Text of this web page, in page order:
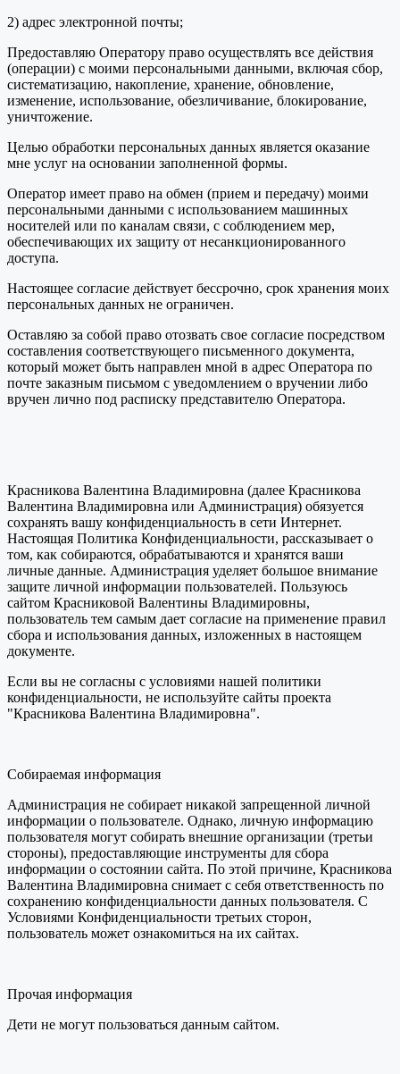
2) адрес электронной почты;
Предоставляю Оператору право осуществлять все действия
(операции) с моими персональными данными, включая сбор,
систематизацию, накопление, хранение, обновление,
изменение, использование, обезличивание, блокирование,
уничтожение.
Целью обработки персональных данных является оказание
мне услуг на основании заполненной формы.
Оператор имеет право на обмен (прием и передачу) моими
персональными данными с использованием машинных
носителей или по каналам связи, с соблюдением мер,
обеспечивающих их защиту от несанкционированного
доступа.
Настоящее согласие действует бессрочно, срок хранения моих
персональных данных не ограничен.
Оставляю за собой право отозвать свое согласие посредством
составления соответствующего письменного документа,
который может быть направлен мной в адрес Оператора по
почте заказным письмом с уведомлением о вручении либо
вручен лично под расписку представителю Оператора.
Красникова Валентина Владимировна (далее Красникова
Валентина Владимировна или Администрация) обязуется
сохранять вашу конфиденциальность в сети Интернет.
Настоящая Политика Конфиденциальности, рассказывает о
том, как собираются, обрабатываются и хранятся ваши
личные данные. Администрация уделяет большое внимание
защите личной информации пользователей. Пользуюсь
сайтом Красниковой Валентины Владимировны,
пользователь тем самым дает согласие на применение правил
сбора и использования данных, изложенных в настоящем
документе.
Если вы не согласны с условиями нашей политики
конфиденциальности, не используйте сайты проекта
"Красникова Валентина Владимировна".
Собираемая информация
Администрация не собирает никакой запрещенной личной
информации о пользователе. Однако, личную информацию
пользователя могут собирать внешние организации (третьи
стороны), предоставляющие инструменты для сбора
информации о состоянии сайта. По этой причине, Красникова
Валентина Владимировна снимает с себя ответственность по
сохранению конфиденциальности данных пользователя. С
Условиями Конфиденциальности третьих сторон,
пользователь может ознакомиться на их сайтах.
Прочая информация
Дети не могут пользоваться данным сайтом.